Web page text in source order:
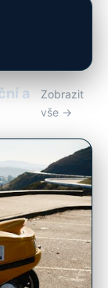
a
Zobrazit
vše →